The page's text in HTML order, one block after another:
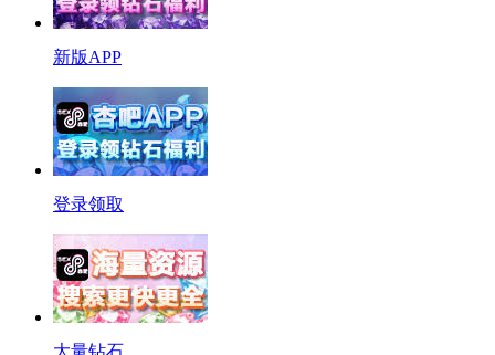
新版APP
登录领取
大量钻石